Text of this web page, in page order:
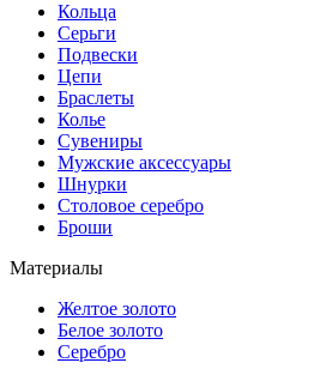
Кольца
Серьги
Подвески
Цепи
Браслеты
Колье
Сувениры
Мужские аксессуары
Шнурки
Столовое серебро
Броши
Материалы
Желтое золото
Белое золото
Серебро